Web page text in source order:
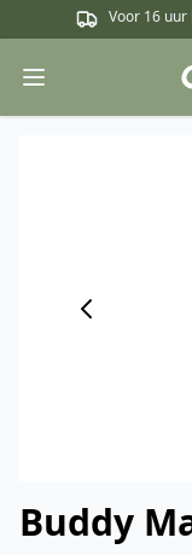
Voor 16
Open main menu
Buddy